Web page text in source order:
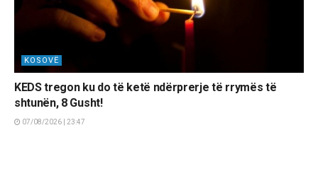
KOSOVË
KEDS tregon ku do të ketë ndërprerje të rrymës të
shtunën, 8 Gusht!
07/08/2026 | 23:47